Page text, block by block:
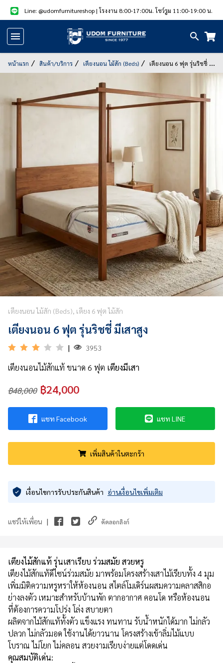
Line: @udomfurnitureshop| โรงงาน 8:00-17:00น. โชว์รูม 11:00-19:00 น.
หน้า
สินค้า/
บริการ
รูป
สินค้า
VDO
รวม
บทความ
ไม้
สัก
รู้จัก
เรา
ติดต่อ
หน้าแรก สินค้า/บริการ เตียงนอน ไม้สัก (Beds)
เสาสูง
เตียงนอน ไม้สัก (Beds), เตียง 6 ฟุต ไม้สัก
เตียงนอน 6 ฟุต รุ่นริชชี่ มีเสาสูง
| 3953
เตียงนอนไม้สักแท้ ขนาด 6 ฟุต เตียงมีเสา
฿48,000 ฿24,000
แชท Facebook แชท LINE
เพิ่มสินค้าในตะกร้า
เงื่อนไขการรับประกันสินค้า อ่านเงื่อนไขเพิ่มเติม
แชร์ให้เพื่อน | คัดลอกลิงก์
เตียงไม้สักแท้ รุ่นเสาเรียบ ร่วมสมัย สวยหรู
เตียงไม้สักแท้ดีไซน์ร่วมสมัย มาพร้อมโครงสร้างเสาไม้เรียบทั้ง 4 มุม
เพิ่มมิติความหรูหราให้ห้องนอน สไตล์โมเดิร์นผสมความคลาสสิกอ
ย่างลงตัว เหมาะสำหรับบ้านพัก ตากอากาศ คอนโด หรือห้องนอน
ที่ต้องการความโปร่ง โล่ง สบายตา
ผลิตจากไม้สักแท้ทั้งตัว แข็งแรง ทนทาน รับน้ำหนักได้มาก ไม่กลัว
ปลวก ไม่กลัวมอด ใช้งานได้ยาวนาน โครงสร้างเข้าลิ่มไม้แบบ
โบราณ ไม่โยก ไม่คลอน สวยงามเรียบง่ายแต่โดดเด่น
คุณสมบัติเด่น: